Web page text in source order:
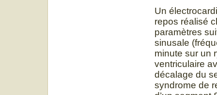
Un
repos réalisé
paramètres
sinusale
minute sur un
ventriculaire
décalage du
syndrome de